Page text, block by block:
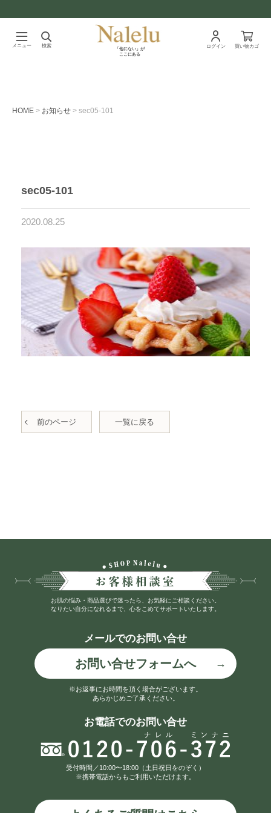
メニュー 検索
「他にない」が
ここにある
ログイン 買い物カゴ
HOME お知らせ sec05-101
sec05-101
2020.08.25
前のページ 一覧に戻る
お肌の悩み・商品選びで迷ったら、お気軽にご相談ください。
なりたい自分になれるまで、心をこめてサポートいたします。
メールでのお問い合せ
お問い合せフォームへ
※お返事にお時間を頂く場合がございます。
あらかじめご了承ください。
お電話でのお問い合せ
受付時間／10:00〜18:00（土日祝日をのぞく）
※携帯電話からもご利用いただけます。